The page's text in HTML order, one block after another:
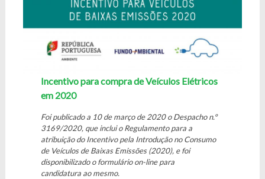
Incentivo para compra de Veículos Elétricos
em 2020
Foi publicado a 10 de março de 2020 o Despacho n.º
3169/2020, que inclui o Regulamento para a
atribuição do Incentivo pela Introdução no Consumo
de Veículos de Baixas Emissões (2020), e foi
disponibilizado o formulário on-line para
candidatura ao mesmo.